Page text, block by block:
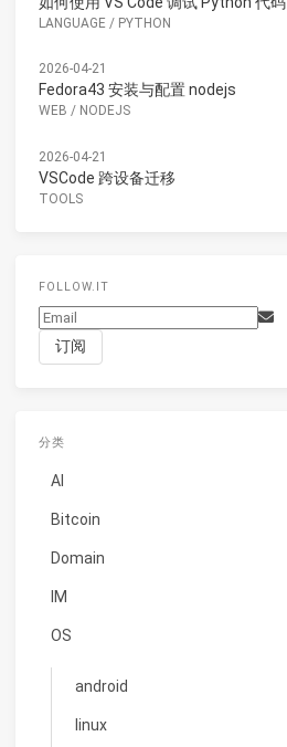
LANGUAGE / PYTHON
2026-04-21
Fedora43 安装与配置 nodejs
WEB / NODEJS
2026-04-21
VSCode 跨设备迁移
TOOLS
FOLLOW.IT
分类
AI
Bitcoin
Domain
IM
OS
android
linux